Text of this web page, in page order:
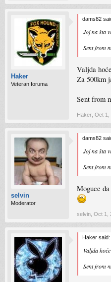
Haker
Veteran foruma
dams82
Joj na šta
Sent from
Valjda
Za 500km
Sent from
Haker Oct 1,
selvin
Moderator
dams82
Joj na šta
Sent from
Moguce
selvin Oct 1,
Haker said:
Valjda
Sent from